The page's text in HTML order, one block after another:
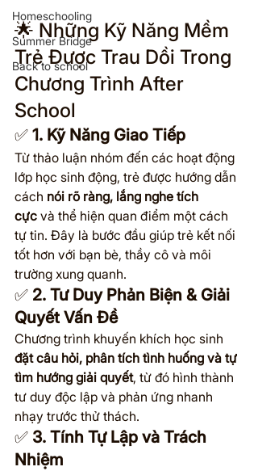
Homeschooling
Summer Bridge
Back to school
🌟 Những Kỹ Năng Mềm
Trẻ Được Trau Dồi Trong
Chương Trình After
School
✅ 1. Kỹ Năng Giao Tiếp
Từ thảo luận nhóm đến các hoạt động
lớp học sinh động, trẻ được hướng dẫn
cách nói rõ ràng, lắng nghe tích
cực và thể hiện quan điểm một cách
tự tin. Đây là bước đầu giúp trẻ kết nối
tốt hơn với bạn bè, thầy cô và môi
trường xung quanh.
✅ 2. Tư Duy Phản Biện & Giải
Quyết Vấn Đề
Chương trình khuyến khích học sinh
đặt câu hỏi, phân tích tình huống và tự
tìm hướng giải quyết, từ đó hình thành
tư duy độc lập và phản ứng nhanh
nhạy trước thử thách.
✅ 3. Tính Tự Lập và Trách
Nhiệm